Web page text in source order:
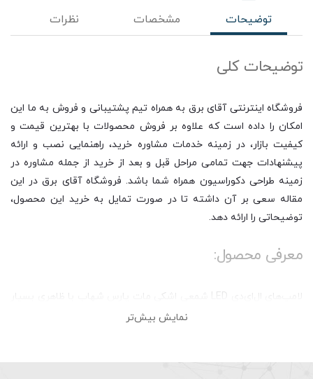
توضیحات مشخصات نظرات
توضیحات کلی
فروشگاه اینترنتی آقای برق به همراه تیم پشتیبانی و فروش به ما این
امکان را داده است که علاوه بر فروش محصولات با بهترین قیمت و
کیفیت بازار، در زمینه خدمات مشاوره خرید، راهنمایی نصب و ارائه
پیشنهادات جهت تمامی مراحل قبل و بعد از خرید از جمله مشاوره در
زمینه طراحی دکوراسیون همراه شما باشد. فروشگاه آقای برق در این
مقاله سعی بر آن داشته تا در صورت تمایل به خرید این محصول،
توضیحاتی را ارائه دهد.
معرفی محصول:
زیبا بهترین جایگزین برای لامپ‌های شمعی رشته‌ای و کم‌مصرف در
نمایش بیش‌تر